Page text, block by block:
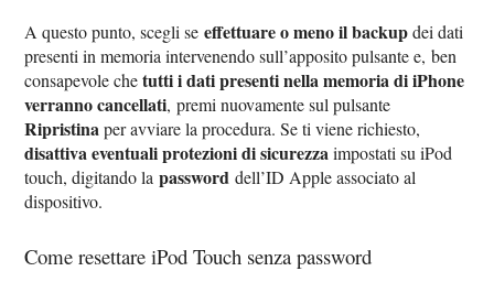
A questo punto, scegli seeffettuare o meno il backupdei dati
presenti in memoria intervenendo sull’apposito pulsante e, ben
consapevole chetutti i dati presenti nella memoria di iPhone
verranno cancellati, premi nuovamente sul pulsante
Ripristinaper avviare la procedura. Se ti viene richiesto,
disattiva eventuali protezioni di sicurezzaimpostati su iPod
touch, digitando lapassworddell’ID Apple associato al
dispositivo.
Come resettare iPod Touch senza password